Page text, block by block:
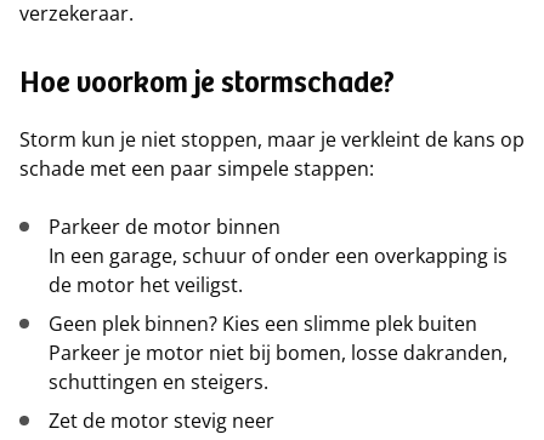
verzekeraar.
Hoe voorkom je stormschade?
Storm kun je niet stoppen, maar je verkleint de kans op
schade met een paar simpele stappen:
Parkeer de motor binnen
In een garage, schuur of onder een overkapping is
de motor het veiligst.
Geen plek binnen? Kies een slimme plek buiten
Parkeer je motor niet bij bomen, losse dakranden,
schuttingen en steigers.
Zet de motor stevig neer